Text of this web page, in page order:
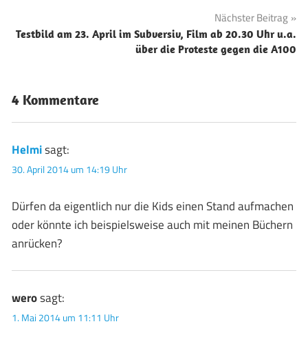
Nächster Beitrag
Testbild am 23. April im Subversiv, Film ab 20.30 Uhr u.a.
über die Proteste gegen die A100
4 Kommentare
Helmisagt:
30. April 2014 um 14:19 Uhr
Dürfen da eigentlich nur die Kids einen Stand aufmachen
oder könnte ich beispielsweise auch mit meinen Büchern
anrücken?
werosagt:
1. Mai 2014 um 11:11 Uhr